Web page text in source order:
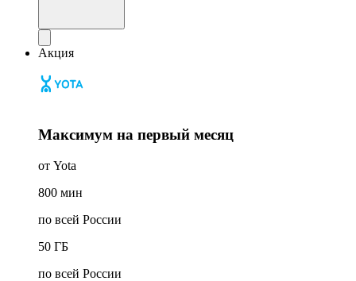
Акция
Максимум на первый месяц
от Yota
800 мин
по всей России
50 ГБ
по всей России